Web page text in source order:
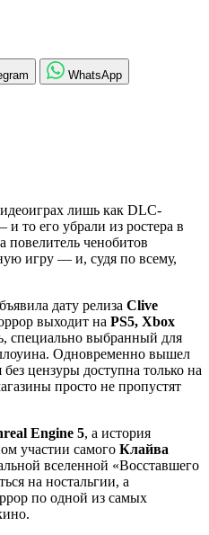
WhatsApp
лишь как DLC-
то его убрали из ростера в
повелитель ченобитов
игру — и, судя по всему,
дату релиза Clive
выходит на PS5, Xbox
специально выбранный для
Одновременно вышел
цензуры доступна только на
просто не пропустят
Engine 5, а история
участии самого Клайва
вселенной «Восставшего
на ностальгии, а
по одной из самых